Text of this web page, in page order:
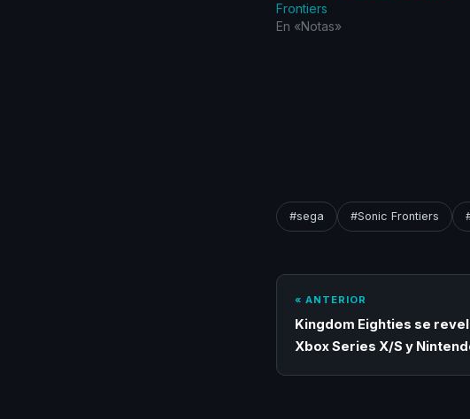
Frontiers
En «Notas»
#sega #Sonic Frontiers
« ANTERIOR
Kingdom Eighties se
Xbox Series X/S y